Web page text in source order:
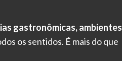
gastronômicas, ambientes
os sentidos. É mais do que